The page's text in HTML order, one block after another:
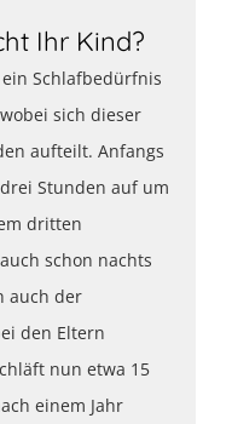
Ihr Kind?
Schlafbedürfnis
sich dieser
aufteilt. Anfangs
Stunden auf um
dritten
auch schon nachts
auch der
den Eltern
nun etwa 15
einem Jahr